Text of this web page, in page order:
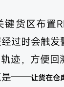
货区布置
过时会触发
迹，方便回
是——让货在仓